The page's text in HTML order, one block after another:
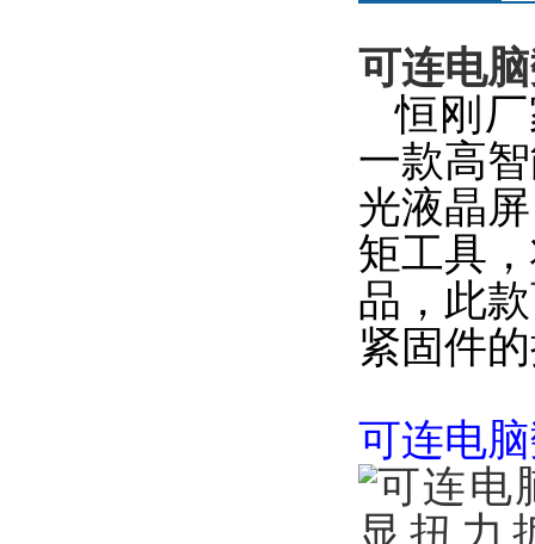
可连电
恒刚厂
一款高
光液晶
矩工具
品，此款
紧固件
可连电